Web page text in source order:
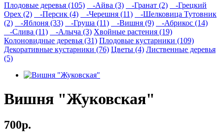
Плодовые деревья (105)
-Айва (3) -Гранат (2)
-Грецкий
Орех (2)
-Персик (4) -Черешня (11)
-Шелковица Тутовник
(2)
-Яблоня (33) -Груша (11) -Вишня (9)
-Абрикос (14)
-Слива (11)
-Алыча (3) Хвойные растения (19)
Колоновидные деревья (31) Плодовые кустарники (109)
Декоративные кустарники (76) Цветы (4) Лиственные деревья
(5)
Вишня "Жуковская"
700р.